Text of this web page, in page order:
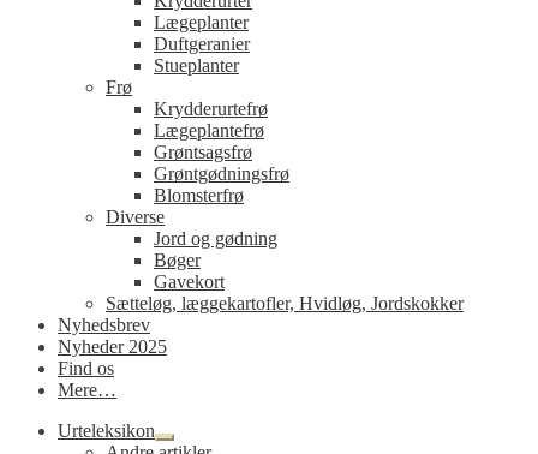
Lægeplanter
Duftgeranier
Stueplanter
Frø
Krydderurtefrø
Lægeplantefrø
Grøntsagsfrø
Grøntgødningsfrø
Blomsterfrø
Diverse
Jord og gødning
Bøger
Gavekort
Sætteløg, læggekartofler, Hvidløg, Jordskokker
Nyhedsbrev
Nyheder 2025
Find os
Mere…
Urteleksikon
Udfold